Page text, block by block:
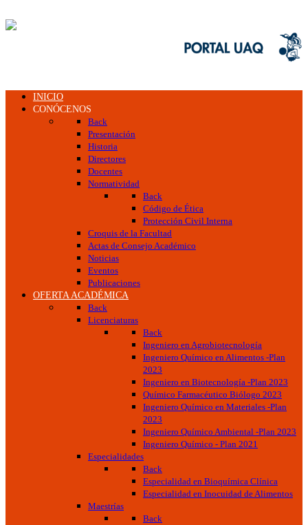
INICIO
CONÓCENOS
Back
Presentación
Historia
Directores
Docentes
Normatividad
Back
Código de Ética
Protección Civil Interna
Croquis de la Facultad
Actas de Consejo Académico
Noticias
Eventos
Publicaciones
OFERTA ACADÉMICA
Back
Licenciaturas
Back
Ingeniero en Agrobiotecnología
Ingeniero Químico en Alimentos -Plan
2023
Ingeniero en Biotecnología -Plan 2023
Químico Farmacéutico Biólogo 2023
Ingeniero Químico en Materiales -Plan
2023
Ingeniero Químico Ambiental -Plan 2023
Ingeniero Químico - Plan 2021
Especialidades
Back
Especialidad en Bioquímica Clínica
Especialidad en Inocuidad de Alimentos
Maestrías
Back